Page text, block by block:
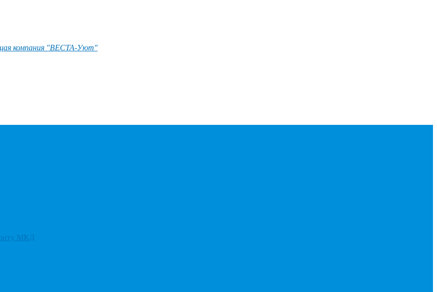
компания "ВЕСТА-Уют"
МКД